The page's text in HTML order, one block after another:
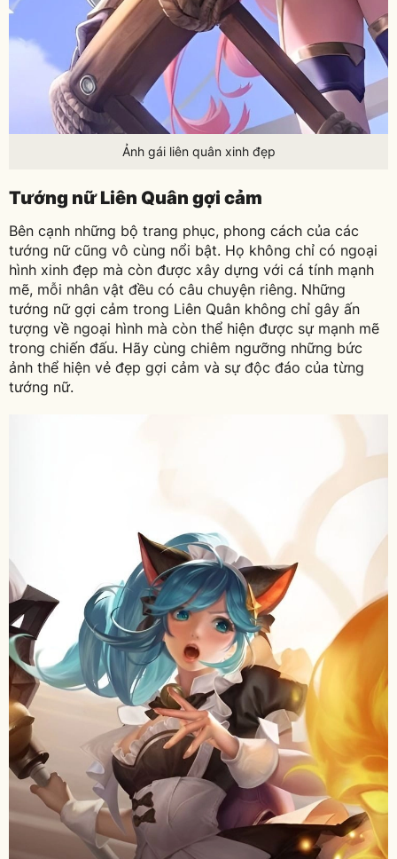
Ảnh gái liên quân xinh đẹp
Tướng nữ Liên Quân gợi cảm
Bên cạnh những bộ trang phục, phong cách của các
tướng nữ cũng vô cùng nổi bật. Họ không chỉ có ngoại
hình xinh đẹp mà còn được xây dựng với cá tính mạnh
mẽ, mỗi nhân vật đều có câu chuyện riêng. Những
tướng nữ gợi cảm trong Liên Quân không chỉ gây ấn
tượng về ngoại hình mà còn thể hiện được sự mạnh mẽ
trong chiến đấu. Hãy cùng chiêm ngưỡng những bức
ảnh thể hiện vẻ đẹp gợi cảm và sự độc đáo của từng
tướng nữ.